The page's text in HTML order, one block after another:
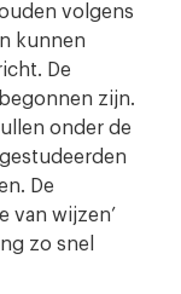
volgens
kunnen
De
zijn.
onder de
De
van wijzen’
zo snel